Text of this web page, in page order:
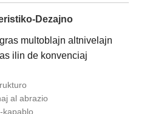
Dezajno
multoblajn altnivelajn
ilin de konvenciaj
al abrazio
kapablo